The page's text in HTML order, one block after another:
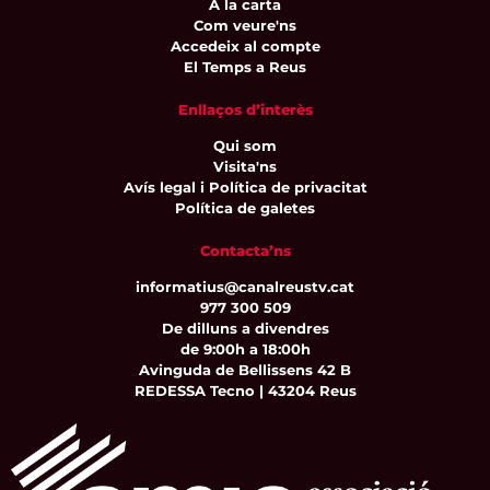
A la carta
Com veure'ns
Accedeix al compte
El Temps a Reus
Enllaços d’interès
Qui som
Visita'ns
Avís legal i Política de privacitat
Política de galetes
Contacta’ns
informatius@canalreustv.cat
977 300 509
De dilluns a divendres
de 9:00h a 18:00h
Avinguda de Bellissens 42 B
REDESSA Tecno | 43204 Reus